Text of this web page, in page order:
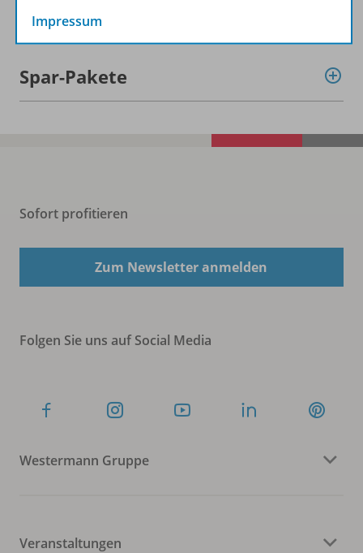
Informationen
Spar-Pakete
Sofort profitieren
Zum Newsletter anmelden
Folgen Sie uns auf Social Media
Westermann Gruppe
Veranstaltungen
Impressum